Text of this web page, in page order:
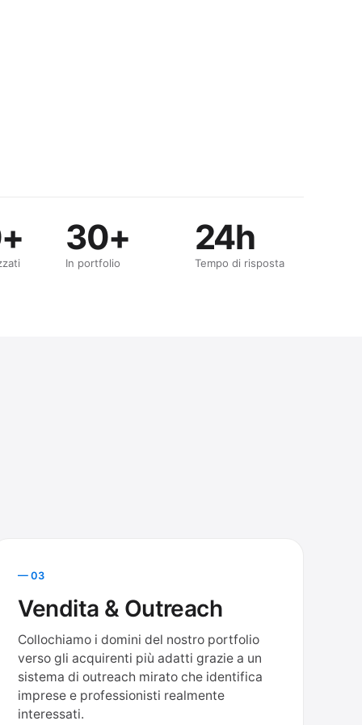
30+
In portfolio
24h
Tempo di risposta
— 03
Vendita & Outreach
Collochiamo i domini del nostro portfolio
verso gli acquirenti più adatti grazie a un
sistema di outreach mirato che identifica
imprese e professionisti realmente
interessati.